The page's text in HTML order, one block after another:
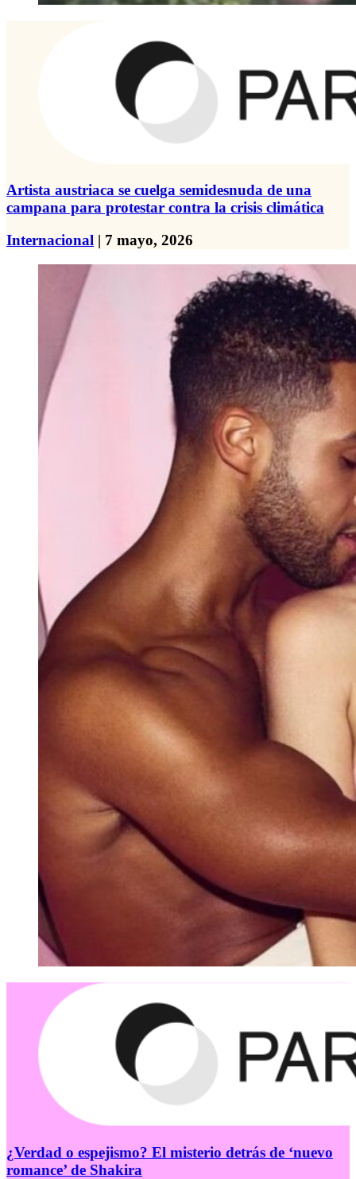
Artista austriaca se cuelga semidesnuda de una
campana para protestar contra la crisis climática
Internacional | 7 mayo, 2026
¿Verdad o espejismo? El misterio detrás de ‘nuevo
romance’ de Shakira